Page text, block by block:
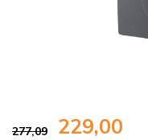
277,09 229,00